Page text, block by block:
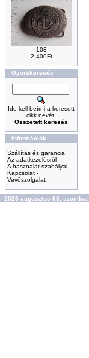
103
2.400Ft
Gyorskeresés
Ide kell beírni a keresett
cikk nevét.
Összetett keresés
Információk
Szállítás és garancia
Az adatkezelésről
A használat szabályai
Kapcsolat -
Vevőszolgálat
2026 augusztus 08, szombat